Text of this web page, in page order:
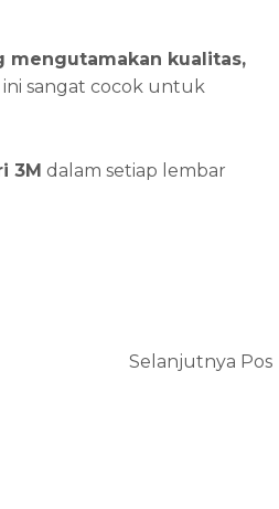
mengutamakan kualitas,
sangat cocok untuk
3M dalam setiap lembar
Selanjutnya Pos